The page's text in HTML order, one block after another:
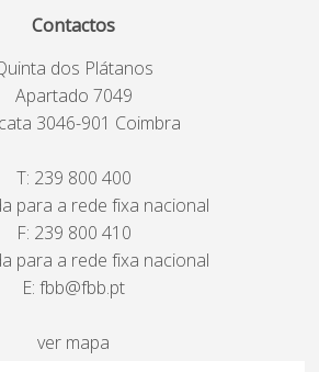
Contactos
dos Plátanos
Apartado 7049
3046-901 Coimbra
T: 239 800 400
para a rede fixa nacional
F: 239 800 410
para a rede fixa nacional
E: fbb@fbb.pt
ver mapa